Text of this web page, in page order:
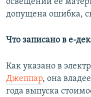
освещении ее
допущена ошибка,
Что записано в е-
Как указано в
Джеппар, она
года выпуска